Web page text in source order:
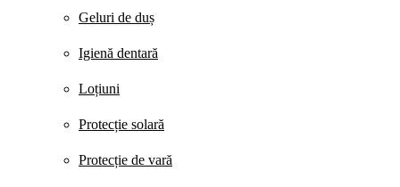
Geluri de duș
Igienă dentară
Loțiuni
Protecție solară
Protecție de vară